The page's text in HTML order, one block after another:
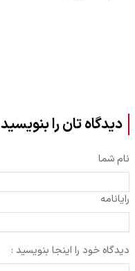
دیدگاه تان را بنویسید
نام شما
رایانامه
دیدگاه خود را اینجا بنویسید :